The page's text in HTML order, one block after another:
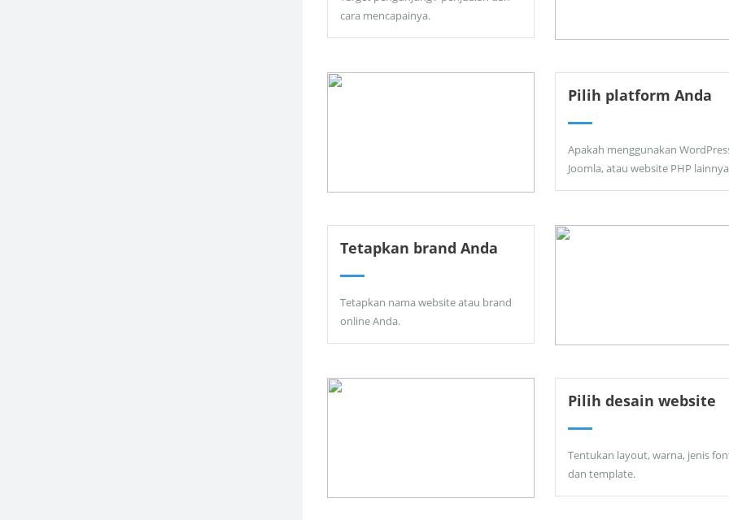
cara mencapainya.
Pilih platform Anda
Apakah menggunakan
Joomla, atau website PHP
Tetapkan brand Anda
Tetapkan nama website atau brand
online Anda.
Pilih desain website
Tentukan layout, warna, jenis
dan template.